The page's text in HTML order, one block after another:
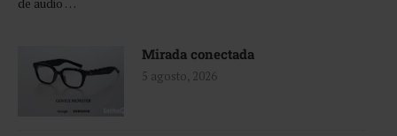
Mirada conectada
5 agosto, 2026